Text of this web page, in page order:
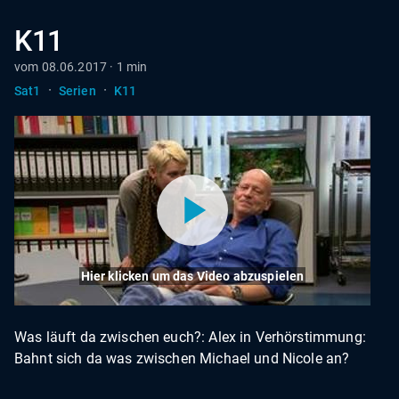
K11
vom 08.06.2017 · 1 min
Sat1
· Serien · K11
Hier klicken um das Video abzuspielen
Was läuft da zwischen euch?: Alex in Verhörstimmung:
Bahnt sich da was zwischen Michael und Nicole an?